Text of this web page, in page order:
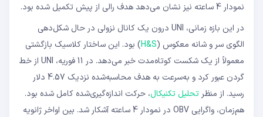
نمودار 4 ساعته نیز نشان می‌دهد هدف رالی از پیش تکمیل شده بود.
در این بازه زمانی، UNI درون یک کانال نزولی در حال شکل‌دهی
الگوی سر و شانه معکوس (H&S) بود. این ساختار کلاسیک بازگشتی
معمولاً از یک شکست کوتاه‌مدت خبر می‌دهد. در 11 فوریه، UNI از خط
گردن عبور کرد و به‌سرعت به هدف محاسبه‌شده نزدیک 4.57 دلار
رسید. از منظر تحلیل تکنیکال، حرکت اندازه‌گیری‌شده کامل شده بود.
هم‌زمان، واگرایی OBV در نمودار 4 ساعته آشکار شد. بین اواخر ژانویه